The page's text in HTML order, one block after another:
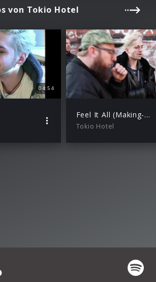
von Tokio Hotel
04:54
Feel It All (Making-of)
Tokio Hotel